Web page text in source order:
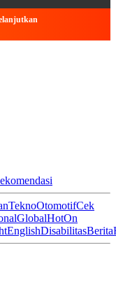
TeknoOtomotifCek
GlobalHotOn
EnglishDisabilitasBerita